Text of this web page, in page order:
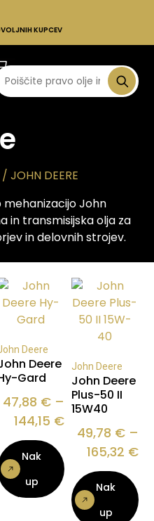
KUPCEV
JOHN DEERE
mehanizacijo John
in transmisijska olja za
in delovnih strojev.
Deere
Deere
Gard
47,88 € –
144,15 €
Nak
up
John Deere
John Deere
Plus-50 II
15W40
49,78 € –
165,32 €
Nak
up